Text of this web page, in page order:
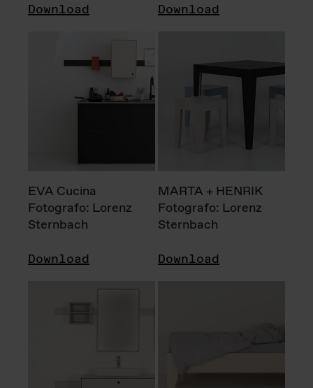
Download Download
EVA Cucina
Fotografo: Lorenz
Sternbach
Download
MARTA + HENRIK
Fotografo: Lorenz
Sternbach
Download